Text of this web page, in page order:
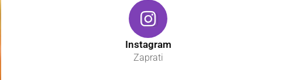
Instagram
Zaprati